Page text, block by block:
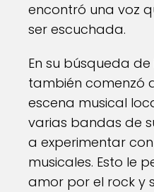
encontró una voz
ser escuchada.
En su búsqueda
también comenzó
escena musical
varias bandas de
a experimentar
musicales. Esto le
amor por el rock y